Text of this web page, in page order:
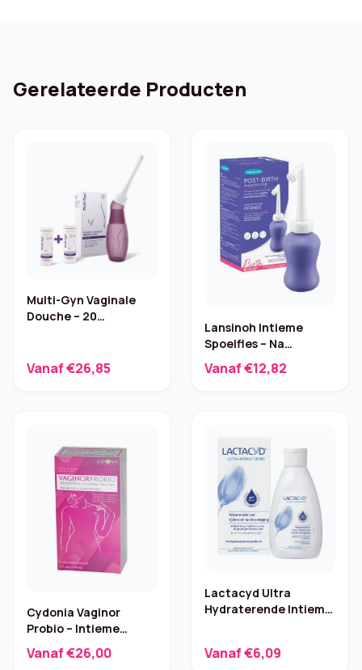
Gerelateerde Producten
Multi-Gyn Vaginale
Douche – 20
Vanaf €26,85
Lansinoh Intieme
Spoelfles – Na
Bevalling
Vanaf €12,82
Cydonia Vaginor
Probio – Intieme
Probiotica
(lactobacillen)
Vanaf €26,00
Lactacyd Ultra
Hydraterende Intieme
Vanaf €6,09